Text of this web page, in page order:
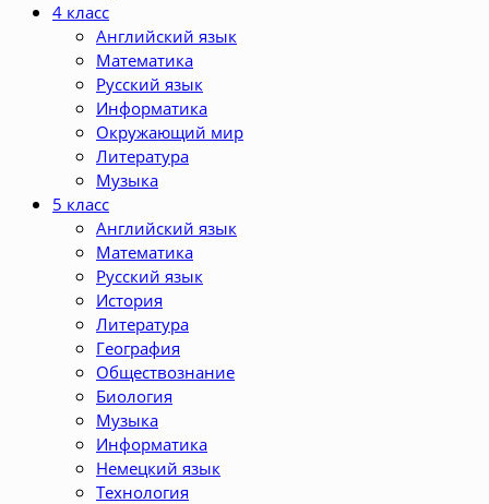
4 класс
Английский язык
Математика
Русский язык
Информатика
Окружающий мир
Литература
Музыка
5 класс
Английский язык
Математика
Русский язык
История
Литература
География
Обществознание
Биология
Музыка
Информатика
Немецкий язык
Технология